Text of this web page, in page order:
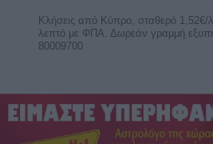
Ερμής στον Λέοντα
ζώδια.